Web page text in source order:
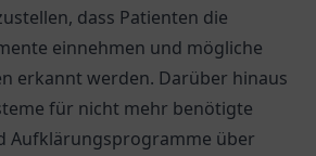
dass Patienten die
einnehmen und mögliche
erkannt werden. Darüber hinaus
für nicht mehr benötigte
Aufklärungsprogramme über